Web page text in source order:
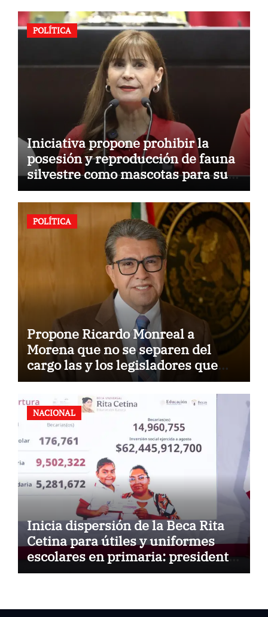
POLÍTICA
Iniciativa propone prohibir la
posesión y reproducción de fauna
silvestre como mascotas para su
comercialización
POLÍTICA
Propone Ricardo Monreal a
Morena que no se separen del
cargo las y los legisladores que
quieren reelegirse
NACIONAL
Inicia dispersión de la Beca Rita
Cetina para útiles y uniformes
escolares en primaria: presidenta
Claudia Sheinbaum